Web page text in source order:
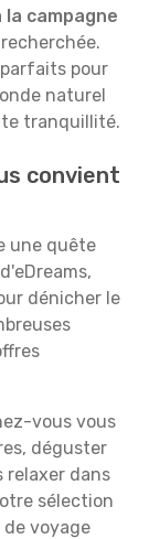
campagne
pour
naturel
tranquillité.
convient
une quête
dénicher le
vous vous
déguster
relaxer dans
sélection
voyage